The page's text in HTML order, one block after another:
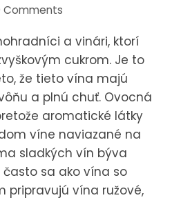
Comments
a vinári, ktorí
cukrom. Je to
že tieto vína majú
a plnú chuť. Ovocná
aromatické látky
víne naviazané na
sladkých vín býva
sa ako vína so
pripravujú vína ružové,